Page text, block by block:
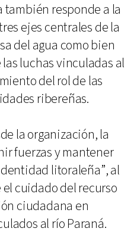
también responde a la
ejes centrales de la
del agua como bien
luchas vinculadas al
del rol de las
ribereñas.
la organización, la
fuerzas y mantener
litoraleña”, al
cuidado del recurso
ciudadana en
al río Paraná.